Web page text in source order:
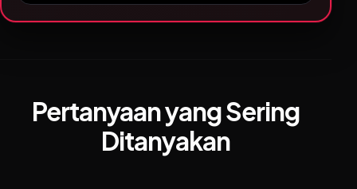
Pertanyaan yang Sering
Ditanyakan